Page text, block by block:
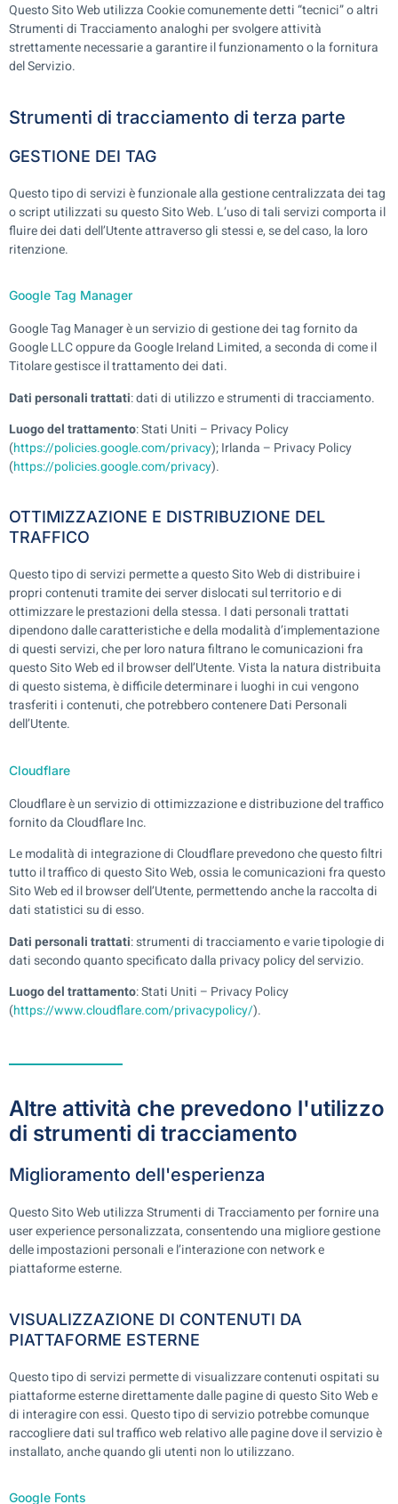
Questo Sito Web utilizza Cookie comunemente detti “tecnici” o altri
Strumenti di Tracciamento analoghi per svolgere attività
strettamente necessarie a garantire il funzionamento o la fornitura
del Servizio.
Strumenti di tracciamento di terza parte
GESTIONE DEI TAG
Questo tipo di servizi è funzionale alla gestione centralizzata dei tag
o script utilizzati su questo Sito Web. L’uso di tali servizi comporta il
fluire dei dati dell’Utente attraverso gli stessi e, se del caso, la loro
ritenzione.
Google Tag Manager
Google Tag Manager è un servizio di gestione dei tag fornito da
Google LLC oppure da Google Ireland Limited, a seconda di come il
Titolare gestisce il trattamento dei dati.
Dati personali trattati: dati di utilizzo e strumenti di tracciamento.
Luogo del trattamento: Stati Uniti – Privacy Policy
(https://policies.google.com/privacy); Irlanda – Privacy Policy
(https://policies.google.com/privacy).
OTTIMIZZAZIONE E DISTRIBUZIONE DEL
TRAFFICO
Questo tipo di servizi permette a questo Sito Web di distribuire i
propri contenuti tramite dei server dislocati sul territorio e di
ottimizzare le prestazioni della stessa. I dati personali trattati
dipendono dalle caratteristiche e della modalità d’implementazione
di questi servizi, che per loro natura filtrano le comunicazioni fra
questo Sito Web ed il browser dell’Utente. Vista la natura distribuita
di questo sistema, è difficile determinare i luoghi in cui vengono
trasferiti i contenuti, che potrebbero contenere Dati Personali
dell’Utente.
Cloudflare
Cloudflare è un servizio di ottimizzazione e distribuzione del traffico
fornito da Cloudflare Inc.
Le modalità di integrazione di Cloudflare prevedono che questo filtri
tutto il traffico di questo Sito Web, ossia le comunicazioni fra questo
Sito Web ed il browser dell’Utente, permettendo anche la raccolta di
dati statistici su di esso.
Dati personali trattati: strumenti di tracciamento e varie tipologie di
dati secondo quanto specificato dalla privacy policy del servizio.
Luogo del trattamento: Stati Uniti – Privacy Policy
(https://www.cloudflare.com/privacypolicy/).
Altre attività che prevedono l'utilizzo
di strumenti di tracciamento
Miglioramento dell'esperienza
Questo Sito Web utilizza Strumenti di Tracciamento per fornire una
user experience personalizzata, consentendo una migliore gestione
delle impostazioni personali e l’interazione con network e
piattaforme esterne.
VISUALIZZAZIONE DI CONTENUTI DA
PIATTAFORME ESTERNE
Questo tipo di servizi permette di visualizzare contenuti ospitati su
piattaforme esterne direttamente dalle pagine di questo Sito Web e
di interagire con essi. Questo tipo di servizio potrebbe comunque
raccogliere dati sul traffico web relativo alle pagine dove il servizio è
installato, anche quando gli utenti non lo utilizzano.
Google Fonts